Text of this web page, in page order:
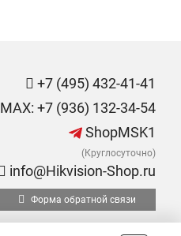
+7 (495) 432-41-41
MAX: +7 (936) 132-34-54
ShopMSK1
(Круглосуточно)
info@Hikvision-Shop.ru
Форма обратной связи